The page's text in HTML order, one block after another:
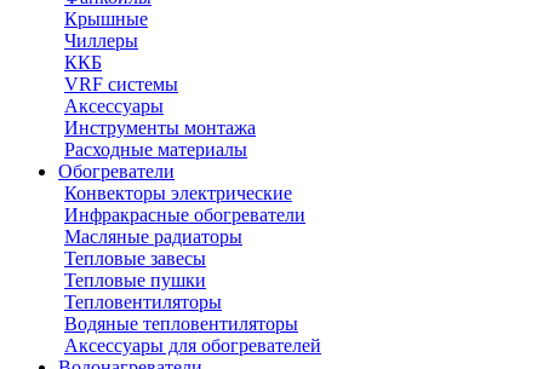
Крышные
Чиллеры
ККБ
VRF системы
Аксессуары
Инструменты монтажа
Расходные материалы
Обогреватели
Конвекторы электрические
Инфракрасные обогреватели
Масляные радиаторы
Тепловые завесы
Тепловые пушки
Тепловентиляторы
Водяные тепловентиляторы
Аксессуары для обогревателей